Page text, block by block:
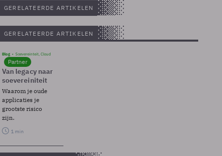
GERELATEERDE ARTIKELEN
GERELATEERDE ARTIKELEN
Blog Soevereinteit, Cloud
Partner
Van legacy naar
soevereiniteit
Waarom je oude
applicaties je
grootste risico
zijn.
1 min